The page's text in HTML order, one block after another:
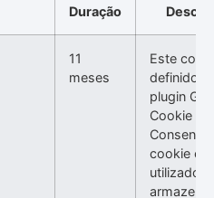
Duração
11
meses
Este
definido
plugin
Cookie
Consent.
cookie é
utilizado